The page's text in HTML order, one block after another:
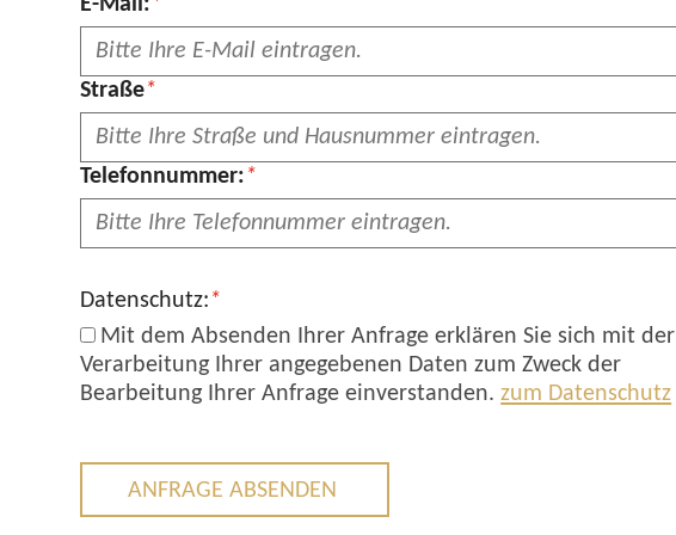
E-Mail: *
Pflichtfeld
Straße*
Pflichtfeld
Telefonnummer: *
Pflichtfeld
Datenschutz: *
Mit dem Absenden Ihrer Anfrage erklären Sie sich mit der
Verarbeitung Ihrer angegebenen Daten zum Zweck der
Bearbeitung Ihrer Anfrage einverstanden.zum Datenschutz
ANFRAGE ABSENDEN